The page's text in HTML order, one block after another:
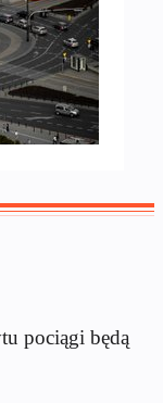
pociągi będą